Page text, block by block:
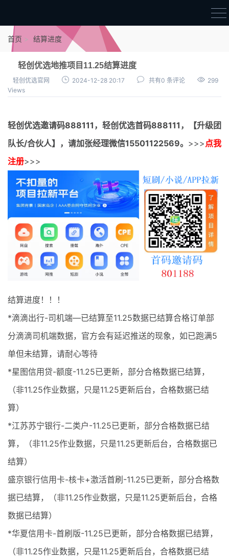
首页
结算进度
团队长扶持
充场项目报价
无人直播
电商入门
最新通知
项目介绍
首页 结算进度
轻创优选地推项目11.25结算进度
轻创优选官网 2024-12-28 20:17 共有0 条评论
299
Views
轻创优选邀请码888111， 轻创优选首码888111，【升级团
队长/合伙人】，请加张经理微信15501122569。 >>>点我
注册>>>
结算进度！！！
*滴滴出行-司机端—已结算至11.25数据已结算合格订单部
分滴滴司机端数据，官方会有延迟推送的现象，如已跑满5
单但未结算，请耐心等待
*星图信用贷-额度-11.25已更新，部分合格数据已结算，
（非11.25作业数据，只是11.25更新后台，合格数据已结
算）
*江苏苏宁银行-二类户-11.25已更新，部分合格数据已结
算，（非11.25作业数据，只是11.25更新后台，合格数据已
结算）
盛京银行信用卡-核卡+激活首刷-11.25已更新，部分合格数
据已结算，（非11.25作业数据，只是11.25更新后台，合格
数据已结算）
*华夏信用卡-首刷版-11.25已更新，部分合格数据已结算，
（非11.25作业数据，只是11.25更新后台，合格数据已结